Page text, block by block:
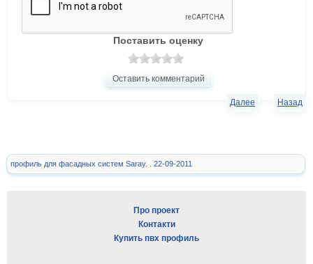
Поставить оценку
Оставить комментарий
Назад
Далее
профиль для фасадных систем Saray. . 22-09-2011
Про проект
Контакти
Купить пвх профиль